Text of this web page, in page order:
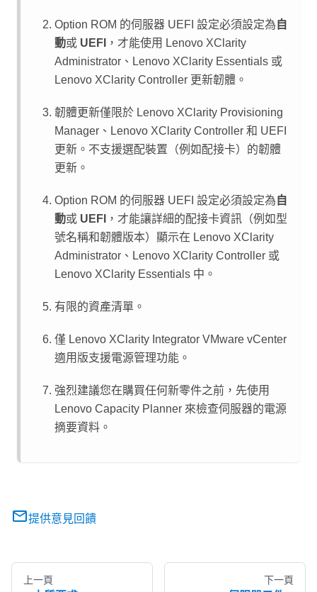
Option ROM 的伺服器 UEFI 設定必須設定為 自
動或 UEFI ，才能使用 Lenovo XClarity
Administrator 、 Lenovo XClarity Essentials 或
Lenovo XClarity Controller 更新韌體。
韌體更新僅限於 Lenovo XClarity Provisioning
Manager 、 Lenovo XClarity Controller 和 UEFI
更新。不支援選配裝置（例如配接卡）的韌體
更新。
Option ROM 的伺服器 UEFI 設定必須設定為 自
動或 UEFI ，才能讓詳細的配接卡資訊（例如型
號名稱和韌體版本）顯示在 Lenovo XClarity
Administrator 、 Lenovo XClarity Controller 或
Lenovo XClarity Essentials 中。
有限的資產清單。
僅 Lenovo XClarity Integrator VMware vCenter
適用版支援電源管理功能。
強烈建議您在購買任何新零件之前，先使用
Lenovo Capacity Planner 來檢查伺服器的電源
摘要資料。
提供意見回饋
上一頁 下一頁